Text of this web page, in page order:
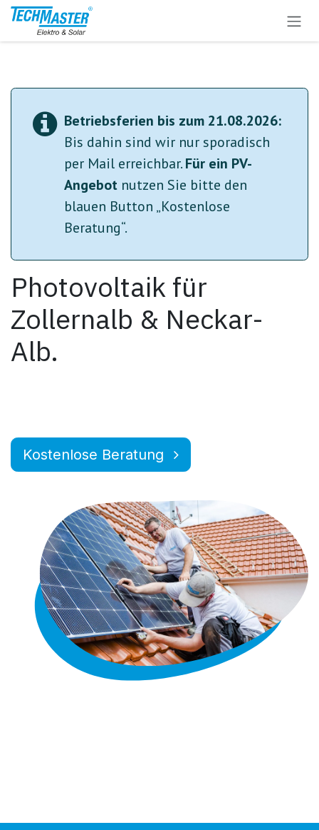
Zum Inhalt springen
Betriebsferien bis zum 21.08.2026:
Bis dahin sind wir nur sporadisch
per Mail erreichbar.Für ein PV-
Angebot nutzen Sie bitte den
blauen Button „Kostenlose
Beratung“.
Photovoltaik für
Zollernalb & Neckar-
Alb.
Kostenlose Beratung